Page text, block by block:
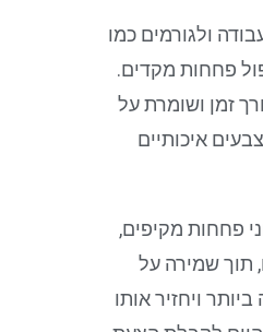
ולגורמים כמו
פחחות מקדים.
זמן ושומרת על
איכותיים
פחחות מקיפים,
תוך שמירה על
ויחזיר אותו